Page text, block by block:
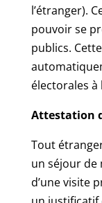
l’étranger).
pouvoir se
publics.
électorales à
Attestation
Tout
un séjour de
d’une visite